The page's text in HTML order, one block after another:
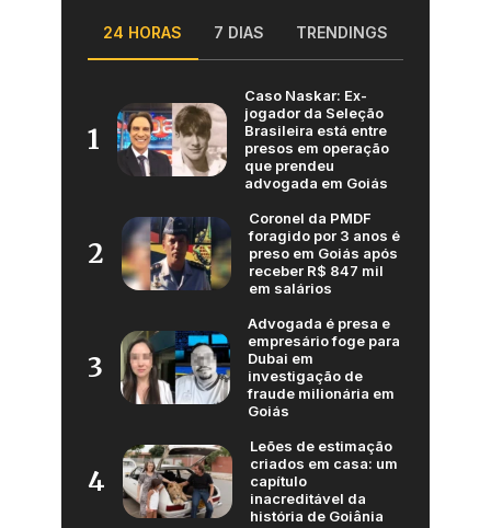
24 HORAS 7 DIAS TRENDINGS
1
Caso Naskar: Ex-
jogador da Seleção
Brasileira está entre
presos em operação
que prendeu
advogada em Goiás
2
Coronel da PMDF
foragido por 3 anos é
preso em Goiás após
receber R$ 847 mil
em salários
3
Advogada é presa e
empresário foge para
Dubai em
investigação de
fraude milionária em
Goiás
4
Leões de estimação
criados em casa: um
capítulo
inacreditável da
história de Goiânia